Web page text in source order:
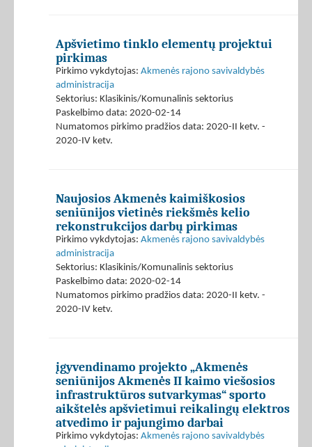
Apšvietimo tinklo elementų projektui
pirkimas
Pirkimo vykdytojas: Akmenės rajono savivaldybės
administracija
Sektorius: Klasikinis/Komunalinis sektorius
Paskelbimo data: 2020-02-14
Numatomos pirkimo pradžios data: 2020-II ketv. -
2020-IV ketv.
Naujosios Akmenės kaimiškosios
seniūnijos vietinės riekšmės kelio
rekonstrukcijos darbų pirkimas
Pirkimo vykdytojas: Akmenės rajono savivaldybės
administracija
Sektorius: Klasikinis/Komunalinis sektorius
Paskelbimo data: 2020-02-14
Numatomos pirkimo pradžios data: 2020-II ketv. -
2020-IV ketv.
įgyvendinamo projekto „Akmenės
seniūnijos Akmenės II kaimo viešosios
infrastruktūros sutvarkymas“ sporto
aikštelės apšvietimui reikalingų elektros
atvedimo ir pajungimo darbai
Pirkimo vykdytojas: Akmenės rajono savivaldybės